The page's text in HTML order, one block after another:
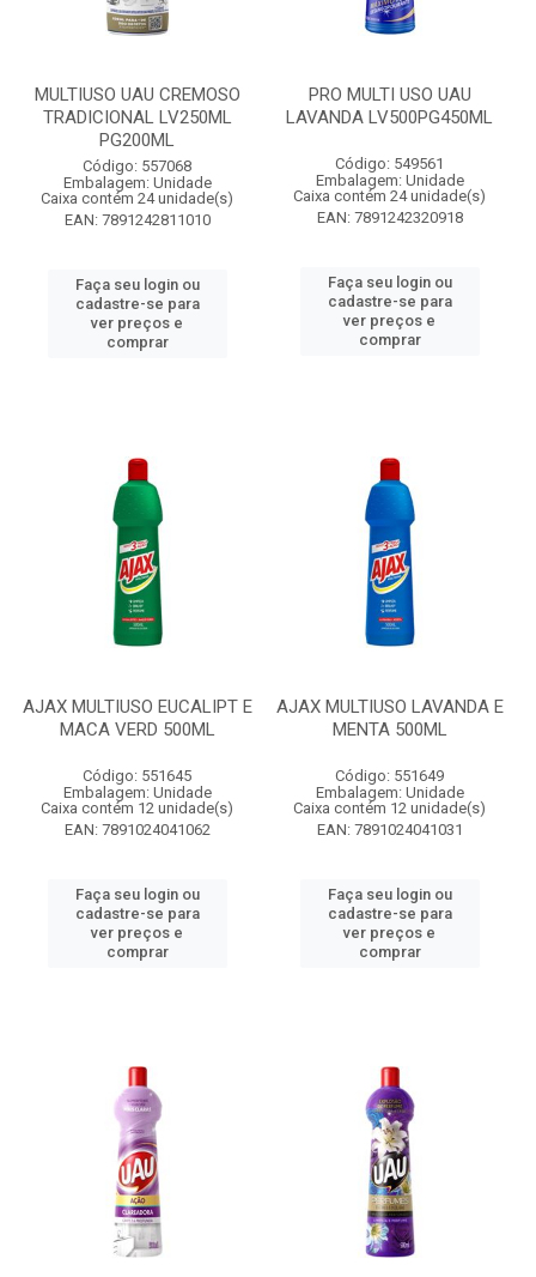
MULTIUSO UAU CREMOSO
TRADICIONAL LV250ML
PG200ML
Código: 557068
Embalagem: Unidade
Caixa contém 24 unidade(s)
EAN: 7891242811010
Faça seu login ou
cadastre-se para
ver preços e
comprar
PRO MULTI USO UAU
LAVANDA LV500PG450ML
Código: 549561
Embalagem: Unidade
Caixa contém 24 unidade(s)
EAN: 7891242320918
Faça seu login ou
cadastre-se para
ver preços e
comprar
AJAX MULTIUSO EUCALIPT E
MACA VERD 500ML
Código: 551645
Embalagem: Unidade
Caixa contém 12 unidade(s)
EAN: 7891024041062
Faça seu login ou
cadastre-se para
ver preços e
comprar
AJAX MULTIUSO LAVANDA E
MENTA 500ML
Código: 551649
Embalagem: Unidade
Caixa contém 12 unidade(s)
EAN: 7891024041031
Faça seu login ou
cadastre-se para
ver preços e
comprar